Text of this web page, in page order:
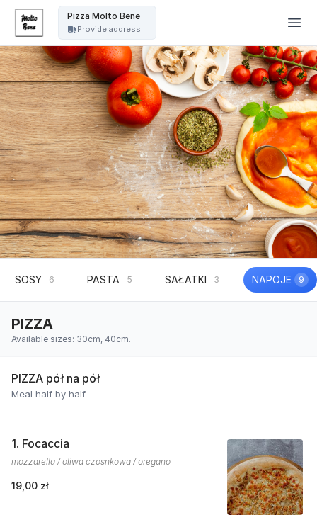
Pizza Molto Bene
Provide address...
SOSY 6 PASTA 5 SAŁATKI 3 NAPOJE 9
PIZZA
Available sizes: 30cm, 40cm.
PIZZA pół na pół
Meal half by half
1. Focaccia
mozzarella / oliwa czosnkowa / oregano
19,00 zł